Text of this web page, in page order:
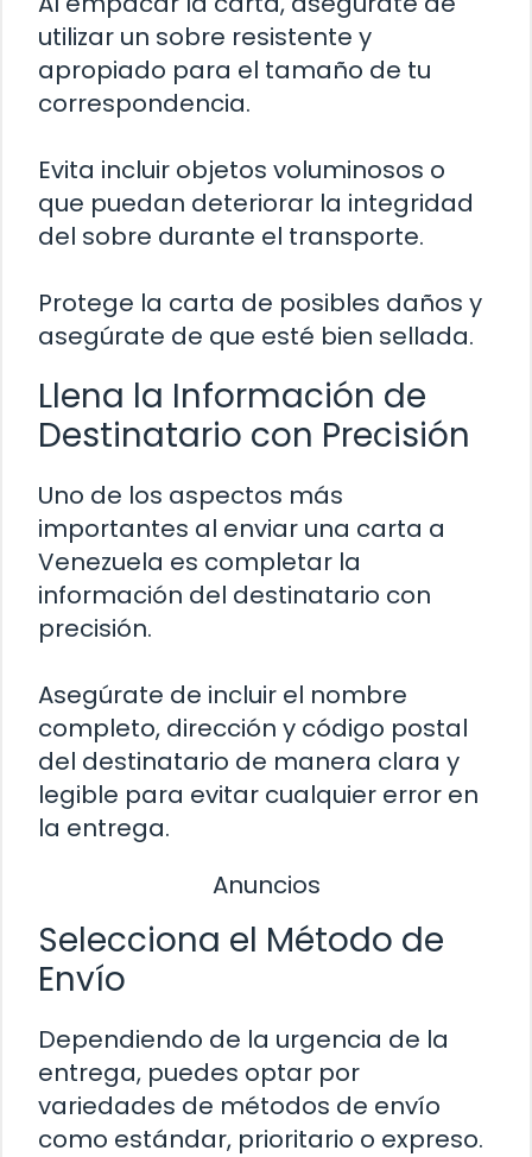
utilizar un sobre resistente y
apropiado para el tamaño de tu
correspondencia.
Evita incluir objetos voluminosos o
que puedan deteriorar la integridad
del sobre durante el transporte.
Protege la carta de posibles daños y
asegúrate de que esté bien sellada.
Llena la Información de
Destinatario con Precisión
Uno de los aspectos más
importantes al enviar una carta a
Venezuela es completar la
información del destinatario con
precisión.
Asegúrate de incluir el nombre
completo, dirección y código postal
del destinatario de manera clara y
legible para evitar cualquier error en
la entrega.
Anuncios
Selecciona el Método de
Envío
Dependiendo de la urgencia de la
entrega, puedes optar por
variedades de métodos de envío
como estándar, prioritario o expreso.